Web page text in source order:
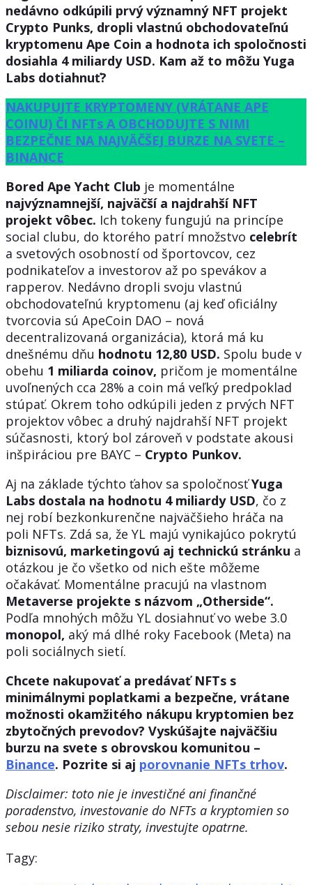
nedávno odkúpili prvý významný NFT projekt
Crypto Punks, dropli vlastnú obchodovateľnú
kryptomenu Ape Coin a hodnota ich spoločnosti
dosiahla 4 miliardy USD. Kam až to môžu Yuga
Labs dotiahnuť?
NAKUPUJTE KRYPTOMENY (VRÁTANE APE
COINU) ČI NFTs A OBCHODUJTE S NIMI
BEZPEČNE NA NAJVÄČŠEJ BURZE NA SVETE –
BINANCE
Bored Ape Yacht Club je momentálne
najvýznamnejší, najväčší a najdrahší NFT
projekt vôbec. Ich tokeny fungujú na princípe
social clubu, do ktorého patrí množstvo celebrít
a svetových osobností od športovcov, cez
podnikateľov a investorov až po spevákov a
rapperov. Nedávno dropli svoju vlastnú
obchodovateľnú kryptomenu (aj keď oficiálny
tvorcovia sú ApeCoin DAO – nová
decentralizovaná organizácia), ktorá má ku
dnešnému dňu hodnotu 12,80 USD. Spolu bude v
obehu 1 miliarda coinov, pričom je momentálne
uvoľnených cca 28% a coin má veľký predpoklad
stúpať. Okrem toho odkúpili jeden z prvých NFT
projektov vôbec a druhý najdrahší NFT projekt
súčasnosti, ktorý bol zároveň v podstate akousi
inšpiráciou pre BAYC – Crypto Punkov.
Aj na základe týchto ťahov sa spoločnosťYuga
Labs dostala na hodnotu 4 miliardy USD, čo z
nej robí bezkonkurenčne najväčšieho hráča na
poli NFTs. Zdá sa, že YL majú vynikajúco pokrytú
biznisovú, marketingovú aj technickú stránku a
otázkou je čo všetko od nich ešte môžeme
očakávať. Momentálne pracujú na vlastnom
Metaverse projekte s názvom „Otherside“.
Podľa mnohých môžu YL dosiahnuť vo webe 3.0
monopol, aký má dlhé roky Facebook (Meta) na
poli sociálnych sietí.
Chcete nakupovať a predávať NFTs s
minimálnymi poplatkami a bezpečne, vrátane
možnosti okamžitého nákupu kryptomien bez
zbytočných prevodov? Vyskúšajte najväčšiu
burzu na svete s obrovskou komunitou –
Binance. Pozrite si aj porovnanie NFTs trhov.
Disclaimer: toto nie je investičné ani finančné
poradenstvo, investovanie do NFTs a kryptomien so
sebou nesie riziko straty, investujte opatrne.
Tagy: